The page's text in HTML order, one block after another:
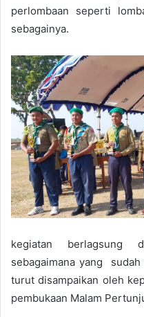
perlombaan seperti
sebagainya.
kegiatan berlagsung
sebagaimana yang
turut disampaikan oleh
pembukaan Malam